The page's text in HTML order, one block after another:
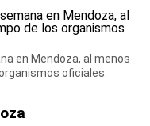
en Mendoza, al menos
oficiales.